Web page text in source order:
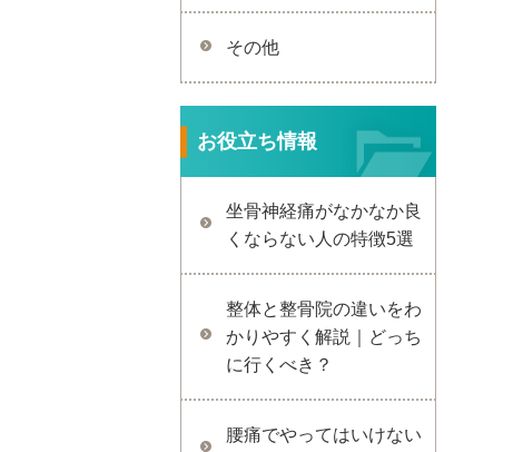
その他
お役立ち情報
坐骨神経痛がなかなか良
くならない人の特徴5選
整体と整骨院の違いをわ
かりやすく解説｜どっち
に行くべき？
腰痛でやってはいけない